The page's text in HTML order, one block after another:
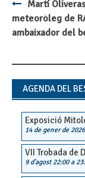
Post
navigation
Martí
meteoròleg de
ambaixador del
AGENDA DEL
Exposició
14 de gener de 2026
VII Trobada de
9 d'agost 22:00a